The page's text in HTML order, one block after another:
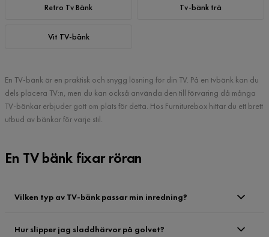
Retro Tv Bänk Tv-bänk trä
Vit TV-bänk
En TV-bänk är en praktisk och snygg lösning för din TV. På en tvbänk kan du
dels placera TV:n, men du kan också använda den till förvaring då många
TV-bänkar erbjuder gott om plats för detta. Hos Furniturebox hittar du ett brett
utbud av bänkar för varje stil.
En TV bänk fixar röran
Vilken typ av TV-bänk passar min inredning?
Hur slipper jag sladdhärvor på golvet?